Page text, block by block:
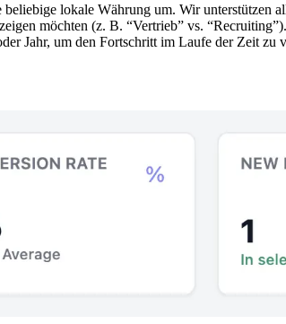
beliebige lokale Währung um. Wir
möchten (z. B. “Vertrieb” vs. “Recruiting”).
Jahr, um den Fortschritt im Laufe der Zeit zu